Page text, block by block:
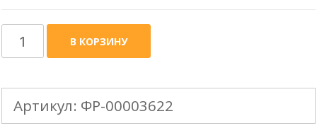
Количество
товара
KROVENT
вентиляционная
В КОРЗИНУ
Артикул: ФР-00003622